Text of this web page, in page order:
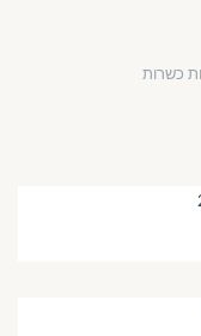
כשרות